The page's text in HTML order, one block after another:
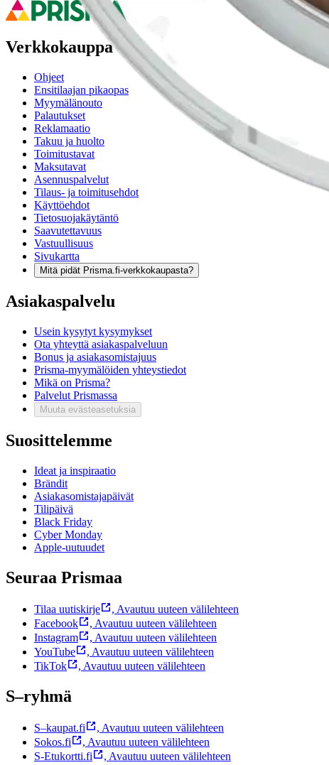
Verkkokauppa
Ohjeet
Ensitilaajan pikaopas
Myymälänouto
Palautukset
Reklamaatio
Takuu ja huolto
Toimitustavat
Maksutavat
Asennuspalvelut
Tilaus- ja toimitusehdot
Käyttöehdot
Tietosuojakäytäntö
Saavutettavuus
Vastuullisuus
Sivukartta
Mitä pidät Prisma.fi-verkkokaupasta?
Asiakaspalvelu
Usein kysytyt kysymykset
Ota yhteyttä asiakaspalveluun
Bonus ja asiakasomistajuus
Prisma-myymälöiden yhteystiedot
Mikä on Prisma?
Palvelut Prismassa
Muuta evästeasetuksia
Suosittelemme
Ideat ja inspiraatio
Brändit
Asiakasomistajapäivät
Tilipäivä
Black Friday
Cyber Monday
Apple-uutuudet
Seuraa Prismaa
Tilaa uutiskirje , Avautuu uuteen välilehteen
Facebook
, Avautuu uuteen välilehteen
Instagram
, Avautuu uuteen välilehteen
YouTube
, Avautuu uuteen välilehteen
TikTok
, Avautuu uuteen välilehteen
S–ryhmä
S–kaupat.fi , Avautuu uuteen välilehteen
Sokos.fi
, Avautuu uuteen välilehteen
S-Etukortti.fi
, Avautuu uuteen välilehteen